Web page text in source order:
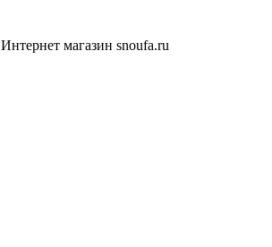
Интернет магазин snoufa.ru